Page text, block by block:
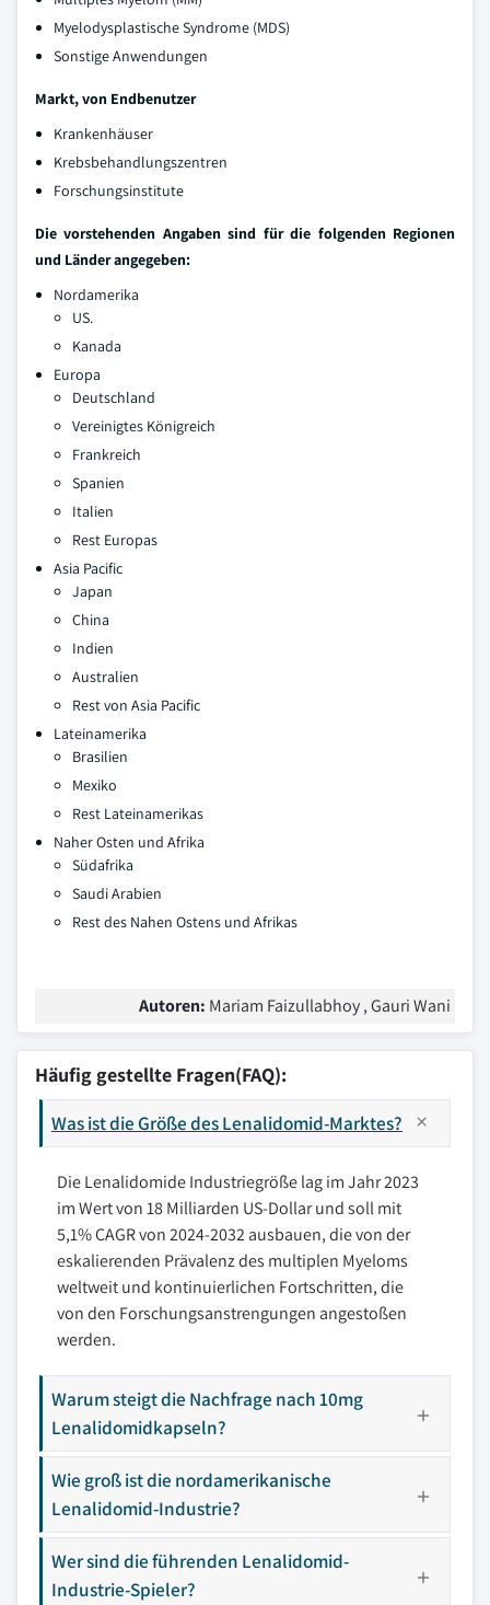
Myelodysplastische Syndrome (MDS)
Sonstige Anwendungen
Markt, von Endbenutzer
Krankenhäuser
Krebsbehandlungszentren
Forschungsinstitute
Die vorstehenden Angaben sind für die folgenden Regionen
und Länder angegeben:
Nordamerika
US.
Kanada
Europa
Deutschland
Vereinigtes Königreich
Frankreich
Spanien
Italien
Rest Europas
Asia Pacific
Japan
China
Indien
Australien
Rest von Asia Pacific
Lateinamerika
Brasilien
Mexiko
Rest Lateinamerikas
Naher Osten und Afrika
Südafrika
Saudi Arabien
Rest des Nahen Ostens und Afrikas
Autoren: Mariam Faizullabhoy , Gauri Wani
Häufig gestellte Fragen(FAQ):
Was ist die Größe des Lenalidomid-Marktes?
Die Lenalidomide Industriegröße lag im Jahr 2023
im Wert von 18 Milliarden US-Dollar und soll mit
5,1% CAGR von 2024-2032 ausbauen, die von der
eskalierenden Prävalenz des multiplen Myeloms
weltweit und kontinuierlichen Fortschritten, die
von den Forschungsanstrengungen angestoßen
werden.
Warum steigt die Nachfrage nach 10mg
Lenalidomidkapseln?
Wie groß ist die nordamerikanische
Lenalidomid-Industrie?
Wer sind die führenden Lenalidomid-
Industrie-Spieler?